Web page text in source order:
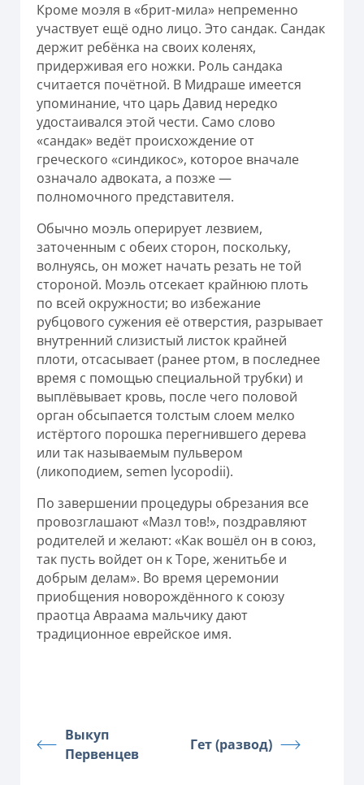
Кроме моэля в «брит-мила» непременно
участвует ещё одно лицо. Это сандак. Сандак
держит ребёнка на своих коленях,
придерживая его ножки. Роль сандака
считается почётной. В Мидраше имеется
упоминание, что царь Давид нередко
удостаивался этой чести. Само слово
«сандак» ведёт происхождение от
греческого «синдикос», которое вначале
означало адвоката, а позже —
полномочного представителя.
Обычно моэль оперирует лезвием,
заточенным с обеих сторон, поскольку,
волнуясь, он может начать резать не той
стороной. Моэль отсекает крайнюю плоть
по всей окружности; во избежание
рубцового сужения её отверстия, разрывает
внутренний слизистый листок крайней
плоти, отсасывает (ранее ртом, в последнее
время с помощью специальной трубки) и
выплёвывает кровь, после чего половой
орган обсыпается толстым слоем мелко
истёртого порошка перегнившего дерева
или так называемым пульвером
(ликоподием, semen lycopodii).
По завершении процедуры обрезания все
провозглашают «Мазл тов!», поздравляют
родителей и желают: «Как вошёл он в союз,
так пусть войдет он к Торе, женитьбе и
добрым делам». Во время церемонии
приобщения новорождённого к союзу
праотца Авраама мальчику дают
традиционное еврейское имя.
Выкуп
Первенцев
Гет (развод)